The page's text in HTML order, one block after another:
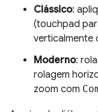
Clássico:
(touchpad
verticalmente
Moderno:
rolagem
zoom com